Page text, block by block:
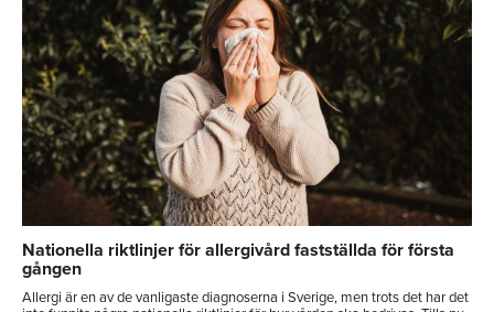
Nationella riktlinjer för allergivård fastställda för första
gången
Allergi är en av de vanligaste diagnoserna i Sverige, men trots det har det